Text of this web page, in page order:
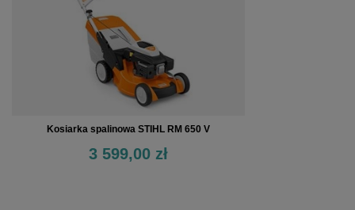
Kosiarka spalinowa STIHL RM 650 V
3 599,00 zł